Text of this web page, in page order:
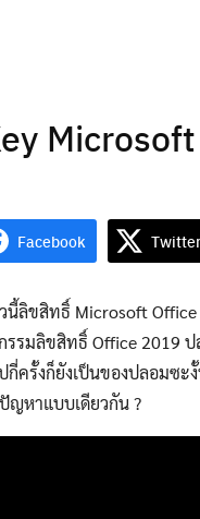
Facebook Twitter
นี้ลิขสิทธิ์ Microsoft
รรมลิขสิทธิ์ Office 2019
กี่ครั้งก็ยังเป็นของปลอมซ
ญหาแบบเดียวกัน ?